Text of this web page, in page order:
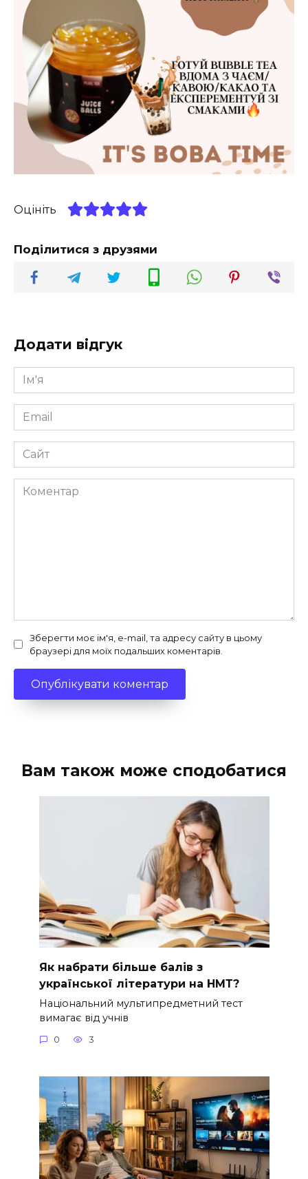
Оцініть
Поділитися з друзями
Додати відгук
Ім'я
*
Email
*
Сайт
Коментар
Зберегти моє ім'я, e-mail, та адресу сайту в цьому
браузері для моїх подальших коментарів.
Вам також може сподобатися
Як набрати більше балів з
української літератури на НМТ?
Національний мультипредметний тест
вимагає від учнів
0 3